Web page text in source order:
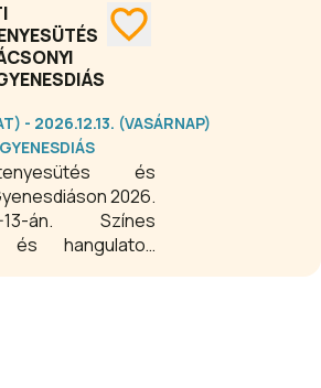
- 2026.12.13. (VASÁRNAP)
GYENESDIÁS
és
2026.
án. Színes
és hangulatos